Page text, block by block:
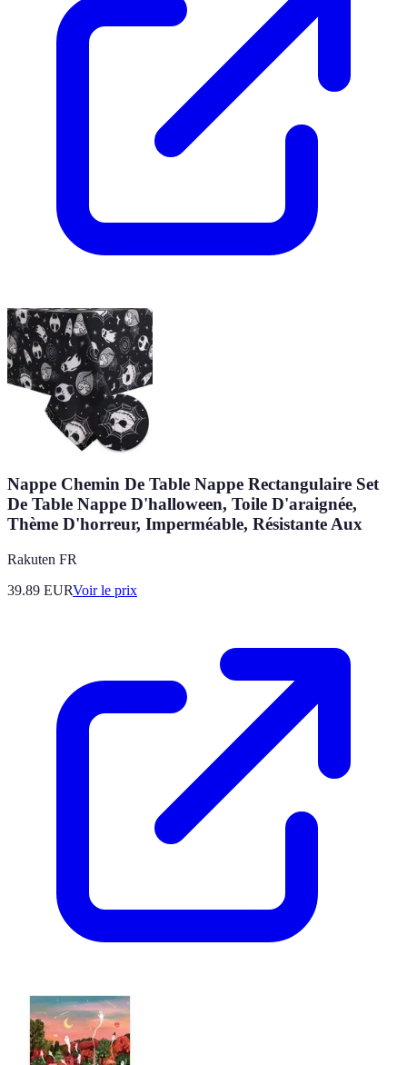
Nappe Chemin De Table Nappe Rectangulaire Set
De Table Nappe D'halloween, Toile D'araignée,
Thème D'horreur, Imperméable, Résistante Aux
Rakuten FR
39.89 EURVoir le prix